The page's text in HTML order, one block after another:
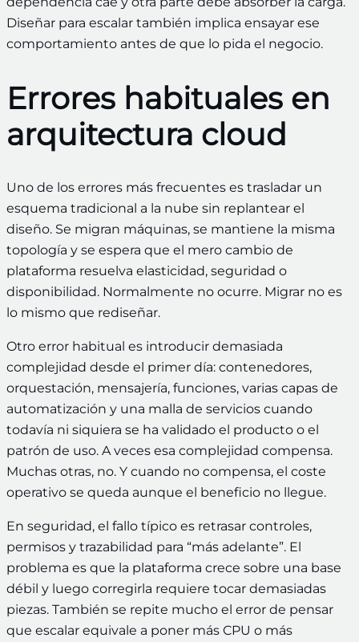
Diseñar para escalar también implica ensayar ese
comportamiento antes de que lo pida el negocio.
Errores habituales en
arquitectura cloud
Uno de los errores más frecuentes es trasladar un
esquema tradicional a la nube sin replantear el
diseño. Se migran máquinas, se mantiene la misma
topología y se espera que el mero cambio de
plataforma resuelva elasticidad, seguridad o
disponibilidad. Normalmente no ocurre. Migrar no es
lo mismo que rediseñar.
Otro error habitual es introducir demasiada
complejidad desde el primer día: contenedores,
orquestación, mensajería, funciones, varias capas de
automatización y una malla de servicios cuando
todavía ni siquiera se ha validado el producto o el
patrón de uso. A veces esa complejidad compensa.
Muchas otras, no. Y cuando no compensa, el coste
operativo se queda aunque el beneficio no llegue.
En seguridad, el fallo típico es retrasar controles,
permisos y trazabilidad para “más adelante”. El
problema es que la plataforma crece sobre una base
débil y luego corregirla requiere tocar demasiadas
piezas. También se repite mucho el error de pensar
que escalar equivale a poner más CPU o más